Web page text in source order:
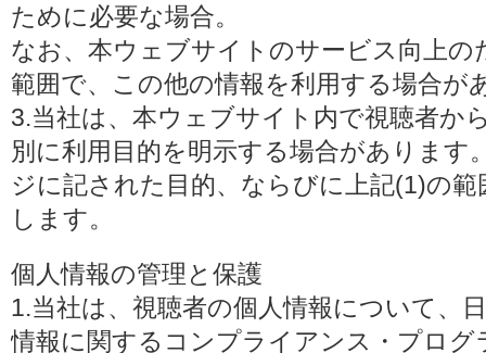
ために必要な場合。
なお、本ウェブサイトのサービス向上
範囲で、この他の情報を利用する場合が
3.当社は、本ウェブサイト内で視聴者か
別に利用目的を明示する場合があります
ジに記された目的、ならびに上記(1)の
します。
個人情報の管理と保護
1.当社は、視聴者の個人情報について、
情報に関するコンプライアンス・プロ